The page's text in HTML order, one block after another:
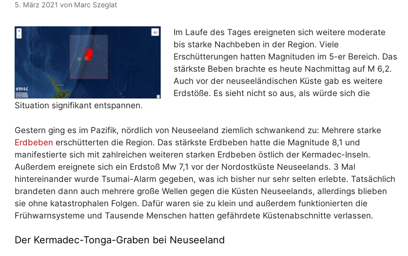
5. März 2021 von Marc Szeglat
Im Laufe des Tages ereigneten sich weitere moderate
bis starke Nachbeben in der Region. Viele
Erschütterungen hatten Magnituden im 5-er Bereich. Das
stärkste Beben brachte es heute Nachmittag auf M 6,2.
Auch vor der neuseeländischen Küste gab es weitere
Erdstöße. Es sieht nicht so aus, als würde sich die
Situation signifikant entspannen.
Gestern ging es im Pazifik, nördlich von Neuseeland ziemlich schwankend zu: Mehrere starke
Erdbeben erschütterten die Region. Das stärkste Erdbeben hatte die Magnitude 8,1 und
manifestierte sich mit zahlreichen weiteren starken Erdbeben östlich der Kermadec-Inseln.
Außerdem ereignete sich ein Erdstoß Mw 7,1 vor der Nordostküste Neuseelands. 3 Mal
hintereinander wurde Tsumai-Alarm gegeben, was ich bisher nur sehr selten erlebte. Tatsächlich
brandeten dann auch mehrere große Wellen gegen die Küsten Neuseelands, allerdings blieben
sie ohne katastrophalen Folgen. Dafür waren sie zu klein und außerdem funktionierten die
Frühwarnsysteme und Tausende Menschen hatten gefährdete Küstenabschnitte verlassen.
Der Kermadec-Tonga-Graben bei Neuseeland